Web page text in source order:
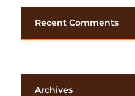
Recent Comments
Archives